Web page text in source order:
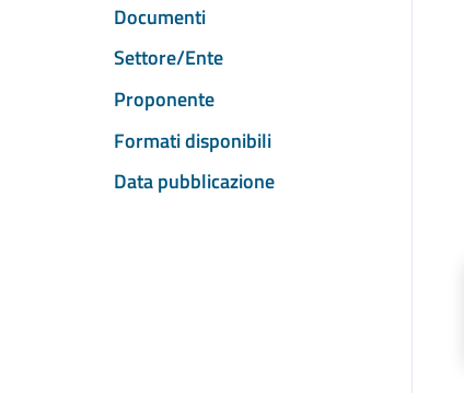
Documenti
Settore/Ente
Proponente
Formati disponibili
Data pubblicazione